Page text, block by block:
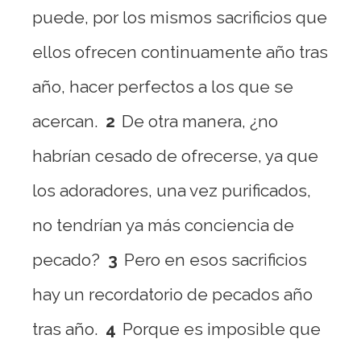
puede, por los mismos sacrificios que
ellos ofrecen continuamente año tras
año, hacer perfectos a los que se
acercan. 2 De otra manera, ¿no
habrían cesado de ofrecerse, ya que
los adoradores, una vez purificados,
no tendrían ya más conciencia de
pecado? 3 Pero en esos sacrificios
hay un recordatorio de pecados año
tras año. 4 Porque es imposible que